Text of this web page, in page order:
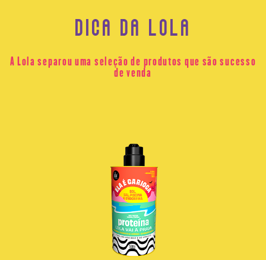
DICA DA LOLA
A Lola separou uma seleção de produtos que são sucesso
de venda